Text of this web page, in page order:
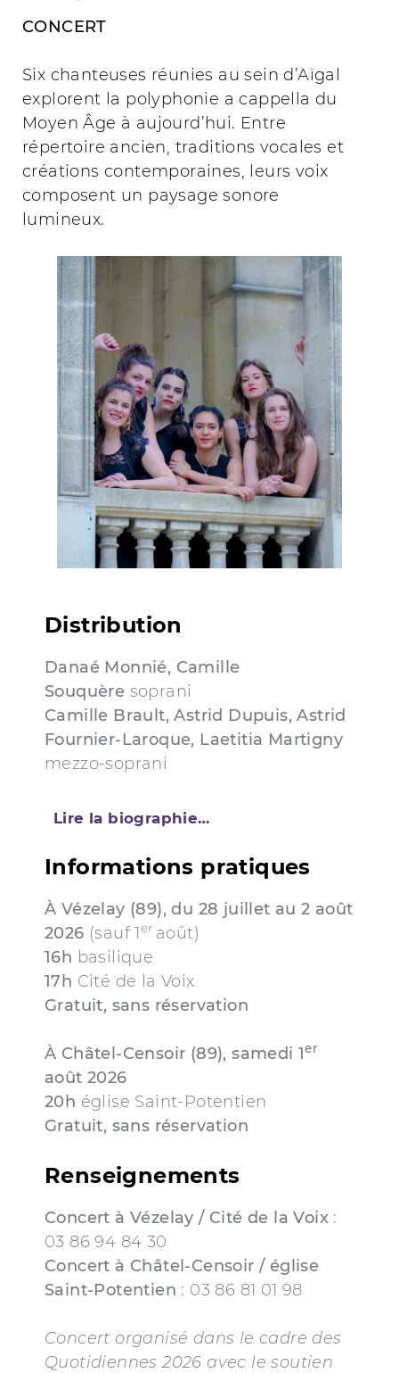
CONCERT
Six chanteuses réunies au sein d’Aïgal
explorent la polyphonie a cappella du
Moyen Âge à aujourd’hui. Entre
répertoire ancien, traditions vocales et
créations contemporaines, leurs voix
composent un paysage sonore
lumineux.
Distribution
Danaé Monnié, Camille
Souquère soprani
Camille Brault, Astrid Dupuis, Astrid
Fournier-Laroque, Laetitia Martigny
mezzo-soprani
Lire la biographie…
Informations pratiques
À Vézelay (89), du 28 juillet au 2 août
2026 (sauf 1er août)
16h basilique
17h Cité de la Voix
Gratuit, sans réservation
À Châtel-Censoir (89), samedi 1er
août 2026
20h église Saint-Potentien
Gratuit, sans réservation
Renseignements
Concert à Vézelay / Cité de la Voix :
03 86 94 84 30
Concert à Châtel-Censoir / église
Saint-Potentien : 03 86 81 01 98
Concert organisé dans le cadre des
Quotidiennes 2026 avec le soutien